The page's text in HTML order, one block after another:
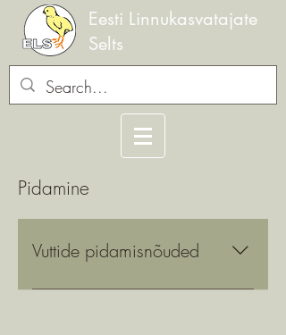
Eesti Linnukasvatajate
Selts
Pidamine
Vuttide pidamisnõuded